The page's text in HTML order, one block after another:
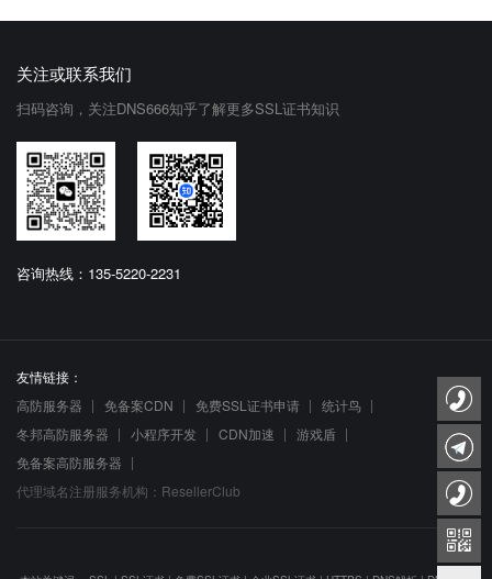
关注或联系我们
扫码咨询，关注DNS666知乎了解更多SSL证书知识
咨询热线：135-5220-2231
友情链接：
高防服务器
免备案CDN 免费SSL证书申请
统计鸟
冬邦高防服务器
小程序开发 CDN加速
游戏盾
免备案高防服务器
代理域名注册服务机构：ResellerClub